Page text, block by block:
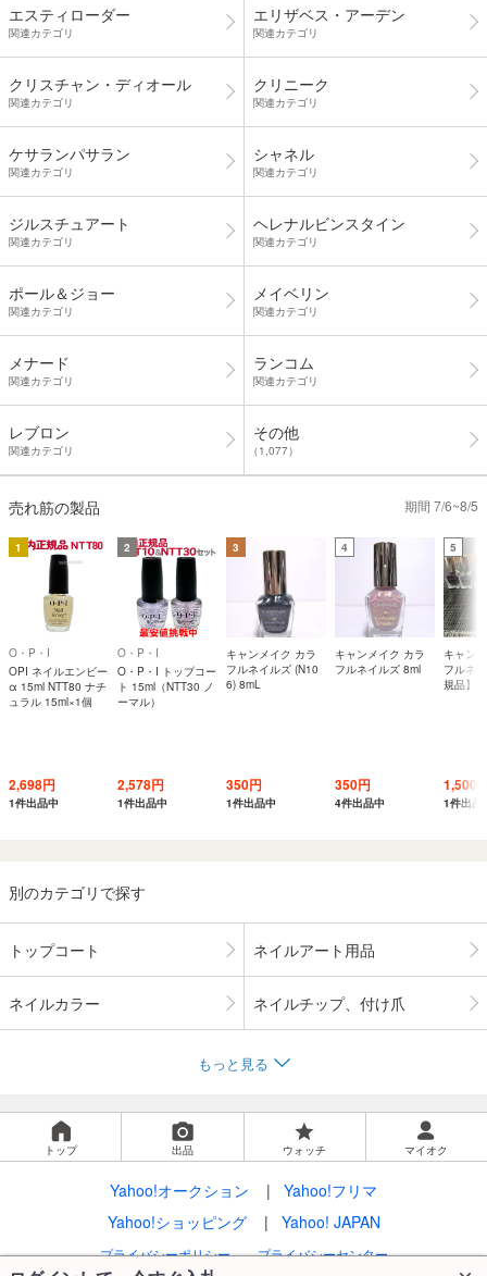
エスティローダー
関連カテゴリ
エリザベス・アーデン
関連カテゴリ
クリスチャン・ディオール
関連カテゴリ
クリニーク
関連カテゴリ
ケサランパサラン
関連カテゴリ
シャネル
関連カテゴリ
ジルスチュアート
関連カテゴリ
ヘレナルビンスタイン
関連カテゴリ
ポール＆ジョー
関連カテゴリ
メイベリン
関連カテゴリ
メナード
関連カテゴリ
ランコム
関連カテゴリ
レブロン
関連カテゴリ
その他
（1,077）
売れ筋の製品 期間 7/6~8/5
1
O・P・I
OPI ネイルエンビー
α 15ml NTT80 ナチ
ュラル 15ml×1個
2,698円
1件出品中
2
O・P・I
O・P・I トップコー
ト 15ml（NTT30 ノ
ーマル）
2,578円
1件出品中
3
キャンメイク カラ
フルネイルズ (N10
6) 8mL
350円
1件出品中
4
キャンメイク カラ
フルネイルズ 8ml
350円
4件出品中
5
キャン
フルネ
規品】
1,500
1件出品
別のカテゴリで探す
トップコート ネイルアート用品
ネイルカラー ネイルチップ、付け爪
もっと見る
トップ 出品 ウォッチ マイオク
Yahoo!オークション
Yahoo!フリマ
Yahoo!ショッピング
Yahoo! JAPAN
プライバシーポリシー
プライバシーセンター